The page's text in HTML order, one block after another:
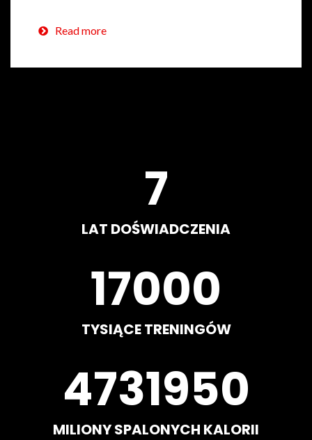
Read more
8
LAT DOŚWIADCZENIA
20000
TYSIĄCE TRENINGÓW
5567000
MILIONY SPALONYCH KALORII